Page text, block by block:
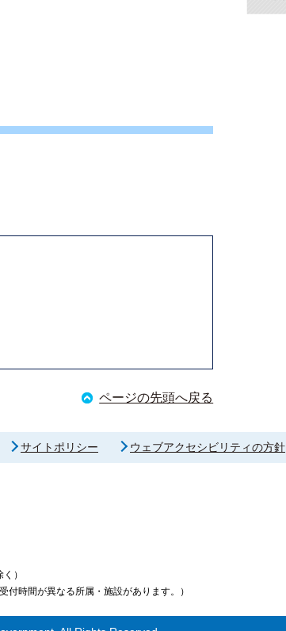
ページの先頭へ戻る
サイトポリシー ウェブアクセシビリティの方針
）
時間が異なる所属・施設があります。）